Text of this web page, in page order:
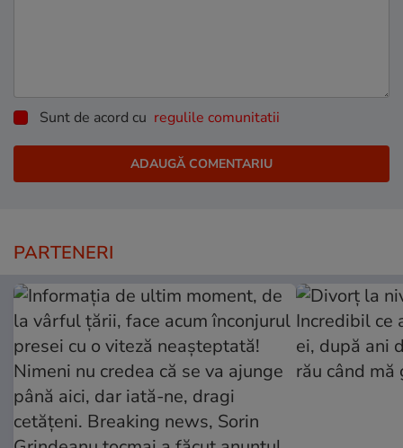
Sunt de acord cu regulile comunitatii
PARTENERI